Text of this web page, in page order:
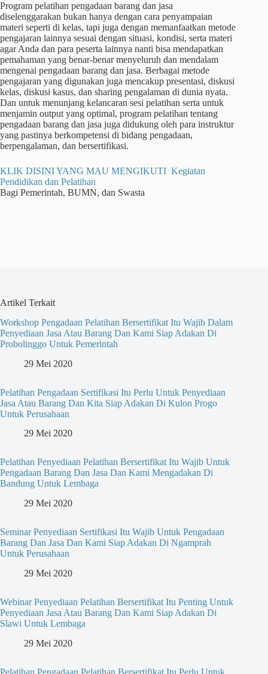
Program pelatihan pengadaan barang dan jasa
diselenggarakan bukan hanya dengan cara penyampaian
materi seperti di kelas, tapi juga dengan memanfaatkan metode
pengajaran lainnya sesuai dengan situasi, kondisi, serta materi
agar Anda dan para peserta lainnya nanti bisa mendapatkan
pemahaman yang benar-benar menyeluruh dan mendalam
mengenai pengadaan barang dan jasa. Berbagai metode
pengajaran yang digunakan juga mencakup presentasi, diskusi
kelas, diskusi kasus, dan sharing pengalaman di dunia nyata.
Dan untuk menunjang kelancaran sesi pelatihan serta untuk
menjamin output yang optimal, program pelatihan tentang
pengadaan barang dan jasa juga didukung oleh para instruktur
yang pastinya berkompetensi di bidang pengadaan,
berpengalaman, dan bersertifikasi.
KLIK DISINI YANG MAU MENGIKUTI Kegiatan
Pendidikan dan Pelatihan
Bagi Pemerintah, BUMN, dan Swasta
Artikel Terkait
Workshop Pengadaan Pelatihan Bersertifikat Itu Wajib Dalam
Penyediaan Jasa Atau Barang Dan Kami Siap Adakan Di
Probolinggo Untuk Pemerintah
29 Mei 2020
Pelatihan Pengadaan Sertifikasi Itu Perlu Untuk Penyediaan
Jasa Atau Barang Dan Kita Siap Adakan Di Kulon Progo
Untuk Perusahaan
29 Mei 2020
Pelatihan Penyediaan Pelatihan Bersertifikat Itu Wajib Untuk
Pengadaan Barang Dan Jasa Dan Kami Mengadakan Di
Bandung Untuk Lembaga
29 Mei 2020
Seminar Penyediaan Sertifikasi Itu Wajib Untuk Pengadaan
Barang Dan Jasa Dan Kami Siap Adakan Di Ngamprah
Untuk Perusahaan
29 Mei 2020
Webinar Penyediaan Pelatihan Bersertifikat Itu Penting Untuk
Penyediaan Jasa Atau Barang Dan Kami Siap Adakan Di
Slawi Untuk Lembaga
29 Mei 2020
Pelatihan Pengadaan Pelatihan Bersertifikat Itu Perlu Untuk